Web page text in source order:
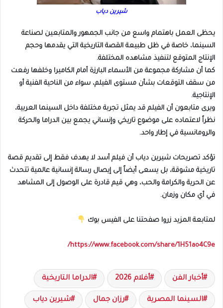
شيرين دياب
يحظى العمل باهتمام واسع من جانب الجمهور والمتابعين لصناعة
السينما، خاصة في ظل طبيعة القصة التاريخية التي يقدمها وحجم
الإنتاج المتوقع لتنفيذ مشاهده المختلفة.
كما أن مشاركة مجموعة من الأسماء البارزة أمام الكاميرا وخلفها رفعت
من سقف التوقعات بشأن مستوى الفيلم، سواء من الناحية الفنية أو
الإنتاجية.
ويرى متابعون أن الفيلم قد يمثل تجربة مختلفة داخل السينما العربية،
نظراً لاعتماده على موضوع تاريخي وإنساني يجمع بين الدراما والحركة
والرومانسية في إطار واحد.
تؤكد تصريحات شيرين دياب أن فيلم أسد لا يهدف فقط إلى تقديم قصة
تاريخية مشوقة، بل يسعى أيضاً إلى إيصال رسالة إنسانية عالمية تتحدث
عن الحرية والكرامة والحب، وهي قيم قادرة على الوصول إلى المشاهد
في أي مكان وزمان.
لمتابعة المزيد زروا صفحتنا على الفيس بوك
https://www.facebook.com/share/1H51ao4C9e/
أخبار الفن أفلام 2026 الدراما التاريخية
السينما المصرية رزان جمال شيرين دياب